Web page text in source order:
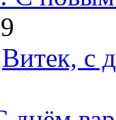
Витек, с